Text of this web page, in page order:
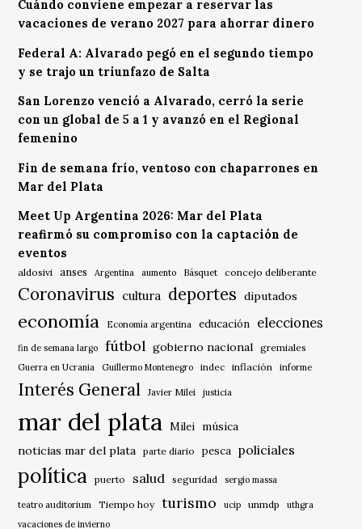
Cuándo conviene empezar a reservar las
vacaciones de verano 2027 para ahorrar dinero
Federal A: Alvarado pegó en el segundo tiempo
y se trajo un triunfazo de Salta
San Lorenzo venció a Alvarado, cerró la serie
con un global de 5 a 1 y avanzó en el Regional
femenino
Fin de semana frío, ventoso con chaparrones en
Mar del Plata
Meet Up Argentina 2026: Mar del Plata
reafirmó su compromiso con la captación de
eventos
aldosivi anses Argentina aumento Básquet concejo deliberante
Coronavirus cultura deportes diputados
economía Economía argentina educación elecciones
fin de semana largo fútbol gobierno nacional gremiales
Guerra en Ucrania Guillermo Montenegro indec inflación informe
Interés General Javier Milei justicia
mar del plata Milei música
noticias mar del plata
parte diario pesca policiales
política puerto salud seguridad sergio massa
teatro auditorium Tiempo hoy turismo ucip unmdp
uthgra
vacaciones de invierno